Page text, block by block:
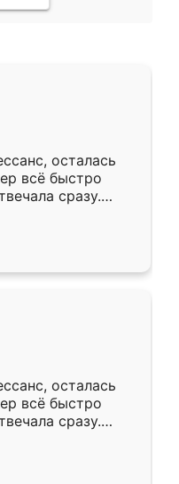
осталась
всё быстро
сразу.
подошёл к
Собрали
даже
осталась
всё быстро
сразу.
подошёл к
Собрали
даже